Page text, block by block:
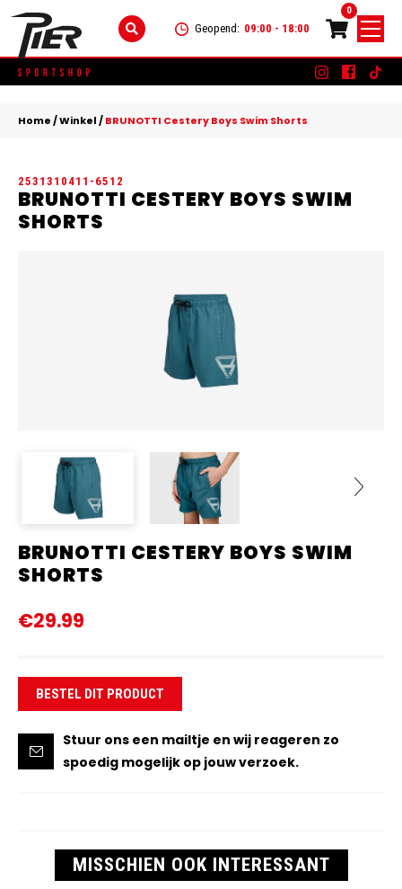
Geopend: 09:00 - 18:00
0
Skip
to
SCHOENEN
ACCESSOIRES
KLEDING
SCHOENEN
KINDEREN
KLEDING
Home/Winkel/BRUNOTTI Cestery Boys Swim Shorts
2531310411-6512
BRUNOTTI CESTERY BOYS SWIM
SHORTS
Next
BRUNOTTI CESTERY BOYS SWIM
SHORTS
€29.99
BESTEL DIT PRODUCT
Stuur ons een mailtje en wij reageren zo
spoedig mogelijk op jouw verzoek.
MISSCHIEN OOK INTERESSANT